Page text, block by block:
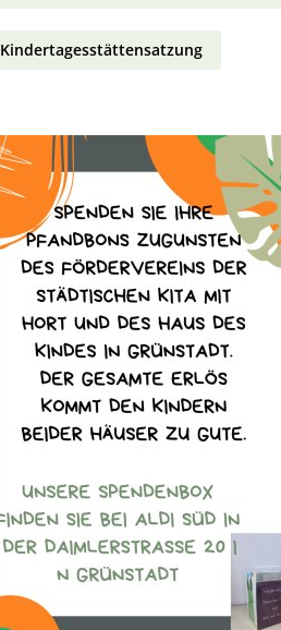
Kindertagesstättensatzung